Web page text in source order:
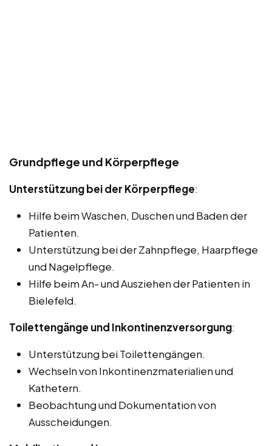
Grundpflege und Körperpflege
Unterstützung bei der Körperpflege:
Hilfe beim Waschen, Duschen und Baden der
Patienten.
Unterstützung bei der Zahnpflege, Haarpflege
und Nagelpflege.
Hilfe beim An- und Ausziehen der Patienten in
Bielefeld.
Toilettengänge und Inkontinenzversorgung:
Unterstützung bei Toilettengängen.
Wechseln von Inkontinenzmaterialien und
Kathetern.
Beobachtung und Dokumentation von
Ausscheidungen.